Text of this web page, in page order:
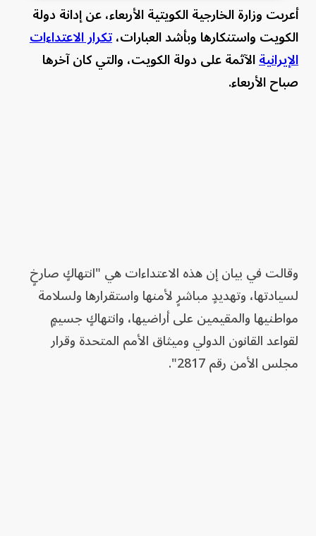
أعربت وزارة الخارجية الكويتية الأربعاء، عن إدانة دولة
الكويت واستنكارها وبأشد العبارات،تكرار الاعتداءات
الإيرانيةالآثمة على دولة الكويت، والتي كان آخرها
صباح الأربعاء.
وقالت في بيان إن هذه الاعتداءات هي "انتهاكٍ صارخٍ
لسيادتها، وتهديدٍ مباشرٍ لأمنها واستقرارها ولسلامة
مواطنيها والمقيمين على أراضيها، وانتهاكٍ جسيمٍ
لقواعد القانون الدولي وميثاق الأمم المتحدة وقرار
مجلس الأمن رقم 2817".